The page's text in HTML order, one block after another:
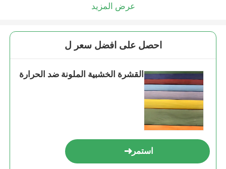
عرض المزيد
احصل على افضل سعر ل
القشرة الخشبية الملونة ضد الحرارة
استمر